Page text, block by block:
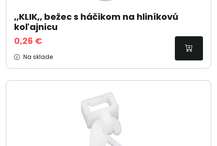
,,KLIK,, bežec s háčikom na hliníkovú
koľajnicu
0,26 €
Na sklade